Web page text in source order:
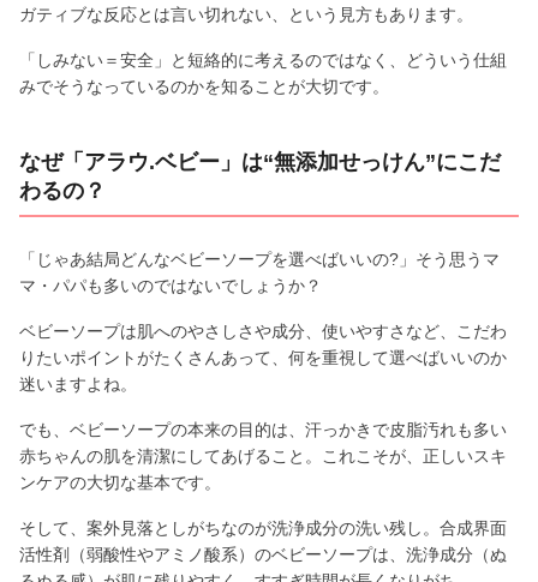
ガティブな反応とは言い切れない、という見方もあります。
「しみない＝安全」と短絡的に考えるのではなく、どういう仕組
みでそうなっているのかを知ることが大切です。
なぜ「アラウ.ベビー」は“無添加せっけん”にこだ
わるの？
「じゃあ結局どんなベビーソープを選べばいいの?」そう思うマ
マ・パパも多いのではないでしょうか？
ベビーソープは肌へのやさしさや成分、使いやすさなど、こだわ
りたいポイントがたくさんあって、何を重視して選べばいいのか
迷いますよね。
でも、ベビーソープの本来の目的は、汗っかきで皮脂汚れも多い
赤ちゃんの肌を清潔にしてあげること。これこそが、正しいスキ
ンケアの大切な基本です。
そして、案外見落としがちなのが洗浄成分の洗い残し。合成界面
活性剤（弱酸性やアミノ酸系）のベビーソープは、洗浄成分（ぬ